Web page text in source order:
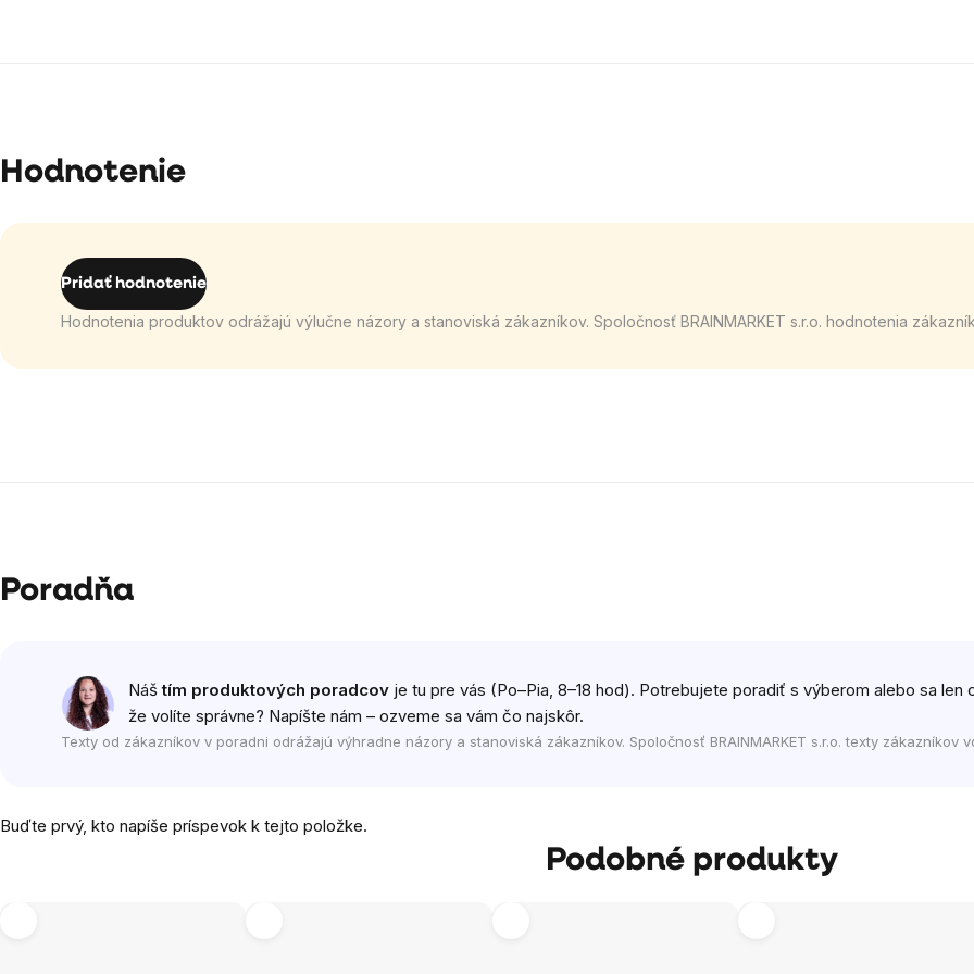
Hodnotenie
Pridať hodnotenie
Hodnotenia produktov odrážajú výlučne názory a stanoviská zákazníkov. Spoločnosť BRAINMARKET s.r.o. hodnotenia
Poradňa
Náštím produktových poradcov je tu pre vás (Po–Pia, 8–18 hod). Potrebujete poradiť s výberom alebo sa len
že volíte správne? Napíšte nám – ozveme sa vám čo najskôr.
Texty od zákazníkov v poradni odrážajú výhradne názory a stanoviská zákazníkov. Spoločnosť BRAINMARKET s.r.o. texty zákazníkov
Buďte prvý, kto napíše príspevok k tejto položke.
Podobné produkty